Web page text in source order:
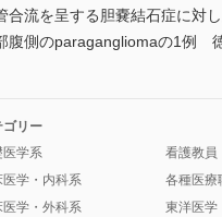
流を呈する胆嚢結石症に対
側のparagangliomaの1例
ゴリー
医学系
医学・内科系
医学・外科系
看護教員
各種医療
東洋医学